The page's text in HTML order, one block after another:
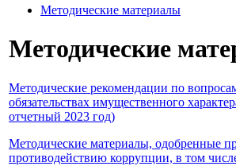
Методические материалы
Методические
Методические рекомендации по
обязательствах имущественного
отчетный 2023 год)
Методические материалы, одобренные
противодействию коррупции, в том